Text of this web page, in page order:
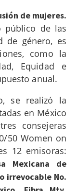
de mujeres.
público de las
de género, es
como la
Equidad e
anual.
se realizó la
en México
consejeras
50 Women on
12 emisoras:
Mexicana de
irrevocable No.